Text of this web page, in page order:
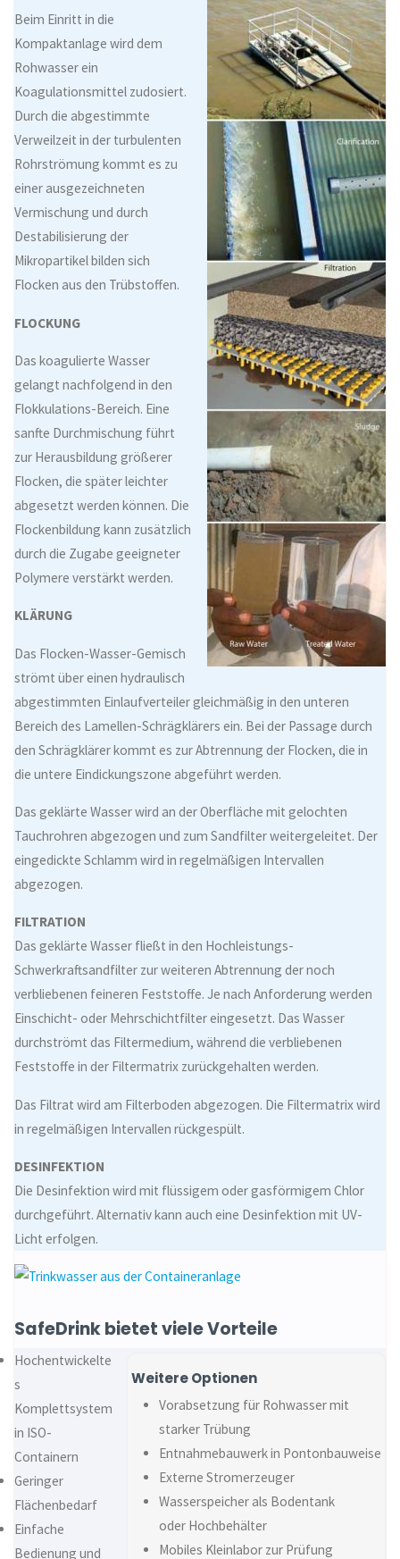
Beim Einritt in die
Kompaktanlage wird dem
Rohwasser ein
Koagulationsmittel zudosiert.
Durch die abgestimmte
Verweilzeit in der turbulenten
Rohrströmung kommt es zu
einer ausgezeichneten
Vermischung und durch
Destabilisierung der
Mikropartikel bilden sich
Flocken aus den Trübstoffen.
FLOCKUNG
Das koagulierte Wasser
gelangt nachfolgend in den
Flokkulations-Bereich. Eine
sanfte Durchmischung führt
zur Herausbildung größerer
Flocken, die später leichter
abgesetzt werden können. Die
Flocken­bildung kann zusätzlich
durch die Zugabe geeigneter
Polymere verstärkt werden.
KLÄRUNG
Das Flocken-Wasser-Gemisch
strömt über einen hydraulisch
abgestimmten Einlaufverteiler gleichmäßig in den unteren
Bereich des Lamellen-Schrägklärers ein. Bei der Passage durch
den Schrägklärer kommt es zur Abtrennung der Flocken, die in
die untere Eindickungszone abgeführt werden.
Das geklärte Wasser wird an der Oberfläche mit gelochten
Tauchrohren abgezogen und zum Sandfilter weitergeleitet. Der
eingedickte Schlamm wird in regelmäßigen Intervallen
abgezogen.
FILTRATION
Das geklärte Wasser fließt in den Hochleistungs-
Schwerkraftsandfilter zur weiteren Abtrennung der noch
verbliebenen feineren Feststoffe. Je nach Anforderung werden
Einschicht- oder Mehrschichtfilter ein­gesetzt. Das Wasser
durchströmt das Filtermedium, während die verbliebenen
Feststoffe in der Filter­matrix zurückgehalten werden.
Das Filtrat wird am Filterboden abgezogen. Die Filtermatrix wird
in regelmäßigen Intervallen rückgespült.
DESINFEKTION
Die Desinfektion wird mit flüssigem oder gasförmigem Chlor
durchgeführt. Alternativ kann auch eine Desinfektion mit UV-
Licht erfolgen.
SafeDrink bietet viele Vorteile
Weitere Optionen
Vorabsetzung für Rohwasser mit
starker Trübung
Entnahmebauwerk in Pontonbauweise
Externe Stromerzeuger
Wasserspeicher als Bodentank
oder Hochbehälter
Mobiles Kleinlabor zur Prüfung
Hochentwickelte
s
Komplettsystem
in ISO-
Containern
Geringer
Flächenbedarf
Einfache
Bedienung und